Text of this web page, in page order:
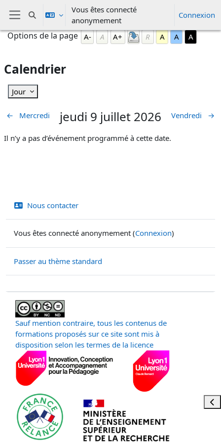
Passer au contenu principal
Panneau latéral
Activer/désactiver la saisie de recherche
Vous êtes connecté
anonymement
Connexion
Blocs
Passer Options de la page
Options de la page A- A A+ R A A A
Calendrier
Jour
← Mercredi jeudi 9 juillet 2026 Vendredi →
Il n’y a pas d’événement programmé à cette date.
Nous contacter
Vous êtes connecté anonymement (Connexion)
Passer au thème standard
Sauf mention contraire, tous les contenus de
formations proposés sur ce site sont mis à
disposition selon les termes de la licence